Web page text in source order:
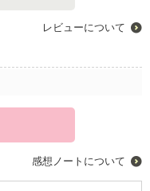
レビューについて
感想ノートについて